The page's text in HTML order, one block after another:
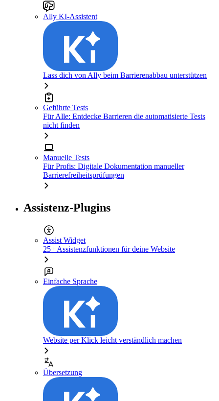
Ally KI-Assistent
Lass dich von Ally beim Barrierenabbau unterstützen
Geführte Tests
Für Alle: Entdecke Barrieren die automatisierte Tests
nicht finden
Manuelle Tests
Für Profis: Digitale Dokumentation manueller
Barrierefreiheitsprüfungen
Assistenz-Plugins
Assist Widget
25+ Assistenzfunktionen für deine Website
Einfache Sprache
Website per Klick leicht verständlich machen
Übersetzung